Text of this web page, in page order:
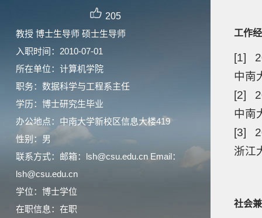
205
教授 博士生导师 硕士生导师
入职时间：2010-07-01
所在单位：计算机学院
职务：数据科学与工程系主任
学历：博士研究生毕业
办公地点：中南大学新校区信息大楼419
性别：男
联系方式：邮箱：lsh@csu.edu.cn Email：
lsh@csu.edu.cn
学位：博士学位
在职信息：在职
工作
[1]
中南
[2]
中南
[3]
浙江
社会